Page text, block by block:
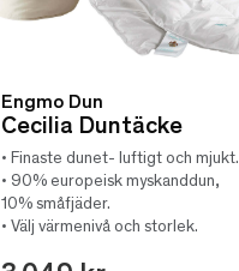
Engmo Dun
Cecilia Duntäcke
• Finaste dunet- luftigt och mjukt.
• 90% europeisk myskanddun,
10% småfjäder.
• Välj värmenivå och storlek.